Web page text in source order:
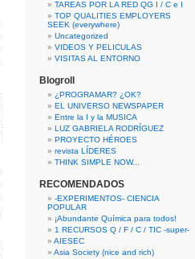
TAREAS POR LA RED QG I / C e I
TOP QUALITIES EMPLOYERS
SEEK (everywhere)
Uncategorized
VIDEOS Y PELICULAS
VISITAS AL ENTORNO
Blogroll
¿PROGRAMAR? ¿OK?
EL UNIVERSO NEWSPAPER
Entre la I y la MUSICA
LUZ GABRIELA RODRÍGUEZ
PROYECTO HÉROES
revista LÍDERES
THINK SIMPLE NOW...
RECOMENDADOS
-EXPERIMENTOS- CIENCIA
POPULAR
¡Abundante Química para todos!
1 RECURSOS Q / F / C / TIC -super-
AIESEC
Asia Society (nice and rich)